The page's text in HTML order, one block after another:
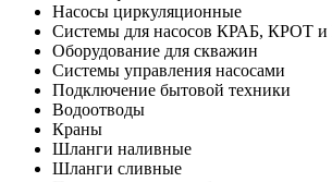
Насосы циркуляционные
Системы для насосов КРАБ, КРОТ и
Оборудование для скважин
Системы управления насосами
Подключение бытовой техники
Водоотводы
Краны
Шланги наливные
Шланги сливные